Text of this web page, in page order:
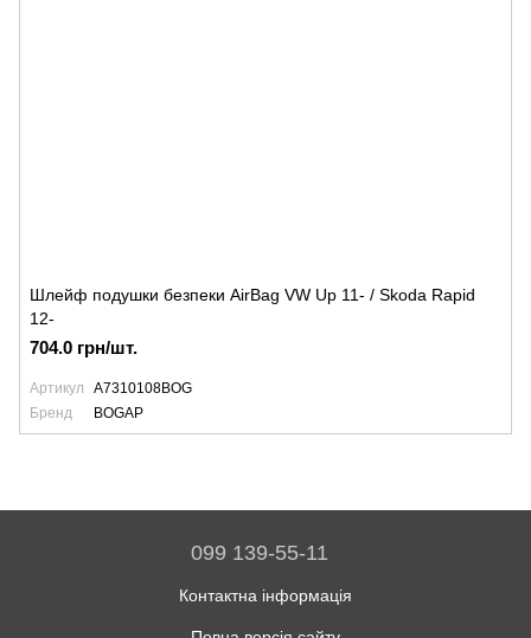
Шлейф подушки безпеки AirBag VW Up 11- / Skoda Rapid
12-
704.0 грн/шт.
Артикул
A7310108BOG
Бренд
BOGAP
099 139-55-11
Контактна інформація